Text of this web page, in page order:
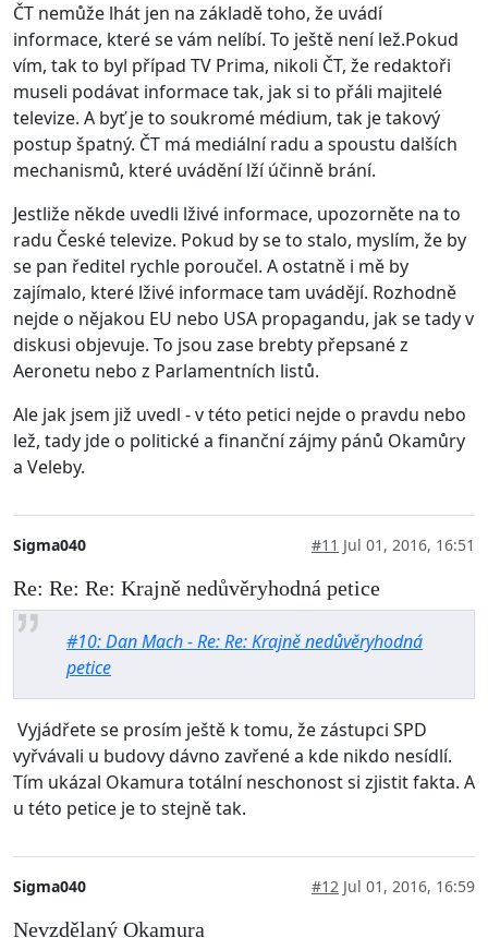
ČT nemůže lhát jen na základě toho, že uvádí
informace, které se vám nelíbí. To ještě není lež.Pokud
vím, tak to byl případ TV Prima, nikoli ČT, že redaktoři
museli podávat informace tak, jak si to přáli majitelé
televize. A byť je to soukromé médium, tak je takový
postup špatný. ČT má mediální radu a spoustu dalších
mechanismů, které uvádění lží účinně brání.
Jestliže někde uvedli lživé informace, upozorněte na to
radu České televize. Pokud by se to stalo, myslím, že by
se pan ředitel rychle poroučel. A ostatně i mě by
zajímalo, které lživé informace tam uvádějí. Rozhodně
nejde o nějakou EU nebo USA propagandu, jak se tady v
diskusi objevuje. To jsou zase brebty přepsané z
Aeronetu nebo z Parlamentních listů.
Ale jak jsem již uvedl - v této petici nejde o pravdu nebo
lež, tady jde o politické a finanční zájmy pánů Okamůry
a Veleby.
Sigma040 #11 Jul 01, 2016, 16:51
Re: Re: Re: Krajně nedůvěryhodná petice
#10: Dan Mach - Re: Re: Krajně nedůvěryhodná
petice
Vyjádřete se prosím ještě k tomu, že zástupci SPD
vyřvávali u budovy dávno zavřené a kde nikdo nesídlí.
Tím ukázal Okamura totální neschonost si zjistit fakta. A
u této petice je to stejně tak.
Sigma040 #12 Jul 01, 2016, 16:59
Nevzdělaný Okamura